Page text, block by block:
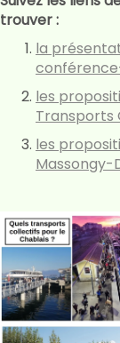
trouver :
la
les
Transports
les
Massongy-